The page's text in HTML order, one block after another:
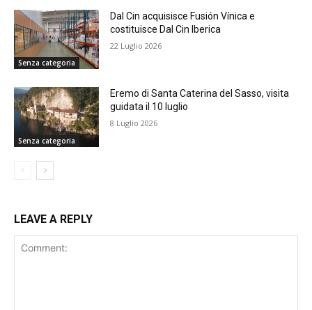
Senza categoria
Dal Cin acquisisce Fusión Vínica e
costituisce Dal Cin Iberica
22 Luglio 2026
Senza categoria
Eremo di Santa Caterina del Sasso, visita
guidata il 10 luglio
8 Luglio 2026
LEAVE A REPLY